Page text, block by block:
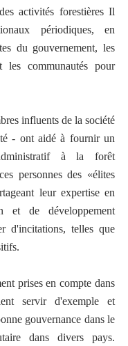
activités forestières Il
périodiques, en
du gouvernement, les
communautés pour
influents de la société
- ont aidé à fournir un
à la forêt
personnes des «élites
leur expertise en
et de développement
d'incitations, telles que
prises en compte dans
servir d'exemple et
gouvernance dans le
dans divers pays.